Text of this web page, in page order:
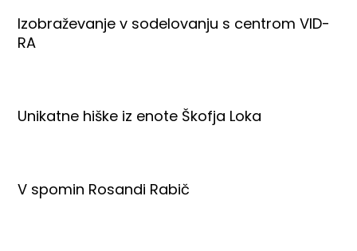
Izobraževanje v sodelovanju s centrom VID-
RA
Unikatne hiške iz enote Škofja Loka
V spomin Rosandi Rabič